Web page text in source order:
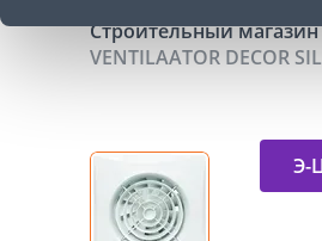
Строительный
VENTILAATOR DECOR
Э-